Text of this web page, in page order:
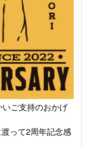
ご支持のおかげ
って2周年記念感